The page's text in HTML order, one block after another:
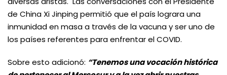
de China Xi Jinping permitió que el país lograra una
inmunidad en masa a través de la vacuna y ser uno de
los países referentes para enfrentar el COVID.
Sobre esto adicionó: “Tenemos una vocación histórica